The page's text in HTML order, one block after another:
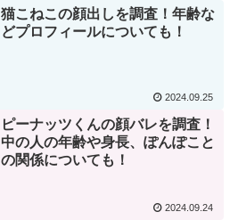
猫こねこの顔出しを調査！年齢な
どプロフィールについても！
2024.09.25
ピーナッツくんの顔バレを調査！
中の人の年齢や身長、ぽんぽこと
の関係についても！
2024.09.24